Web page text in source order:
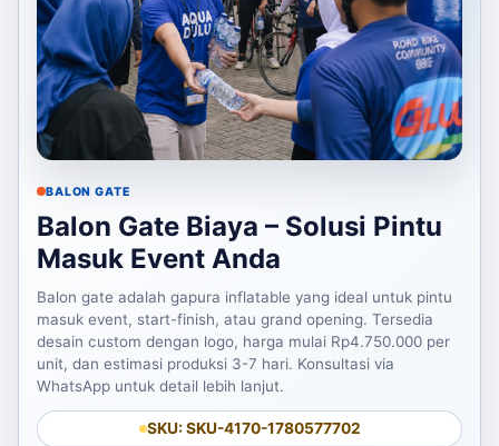
BALON GATE
Balon Gate Biaya – Solusi Pintu
Masuk Event Anda
Balon gate adalah gapura inflatable yang ideal untuk pintu
masuk event, start-finish, atau grand opening. Tersedia
desain custom dengan logo, harga mulai Rp4.750.000 per
unit, dan estimasi produksi 3-7 hari. Konsultasi via
WhatsApp untuk detail lebih lanjut.
SKU: SKU-4170-1780577702